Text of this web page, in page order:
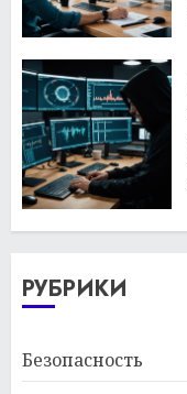
РУБРИКИ
Безопасность